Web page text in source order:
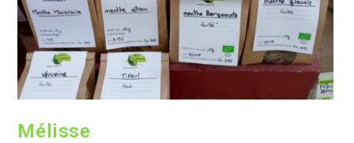
Mélisse